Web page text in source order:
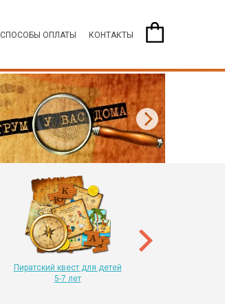
СПОСОБЫ ОПЛАТЫ КОНТАКТЫ
Пиратский квест для детей
5-7 лет